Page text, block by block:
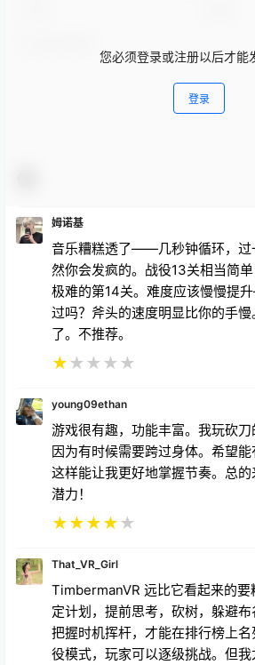
您必须登录或注册以后才能
登录
姆诺基
音乐糟糕透了——几秒钟循环，过
然你会发疯的。战役13关相当简
极难的第14关。难度应该慢慢提
过吗？斧头的速度明显比你的手
了。不推荐。
★★ ★ ★ ★
young09ethan
游戏很有趣，功能丰富。我玩砍刀
因为有时候需要跨过身体。希望能
这样能让我更好地掌握节奏。总
潜力！
★★★★★
That_VR_Girl
TimbermanVR 远比它看起来的要
定计划，提前思考，砍树，躲避
把握时机挥杆，才能在排行榜上
役模式，玩家可以逐级挑战。但我